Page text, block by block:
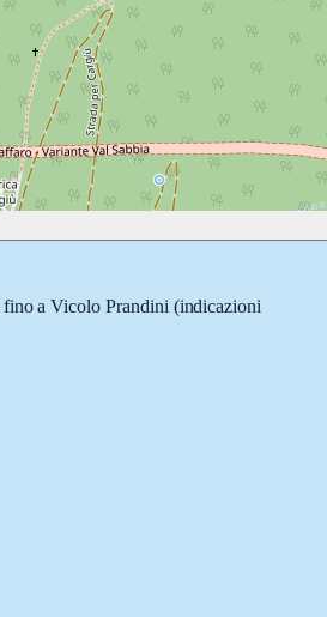
fino aVicolo Prandini (indicazioni